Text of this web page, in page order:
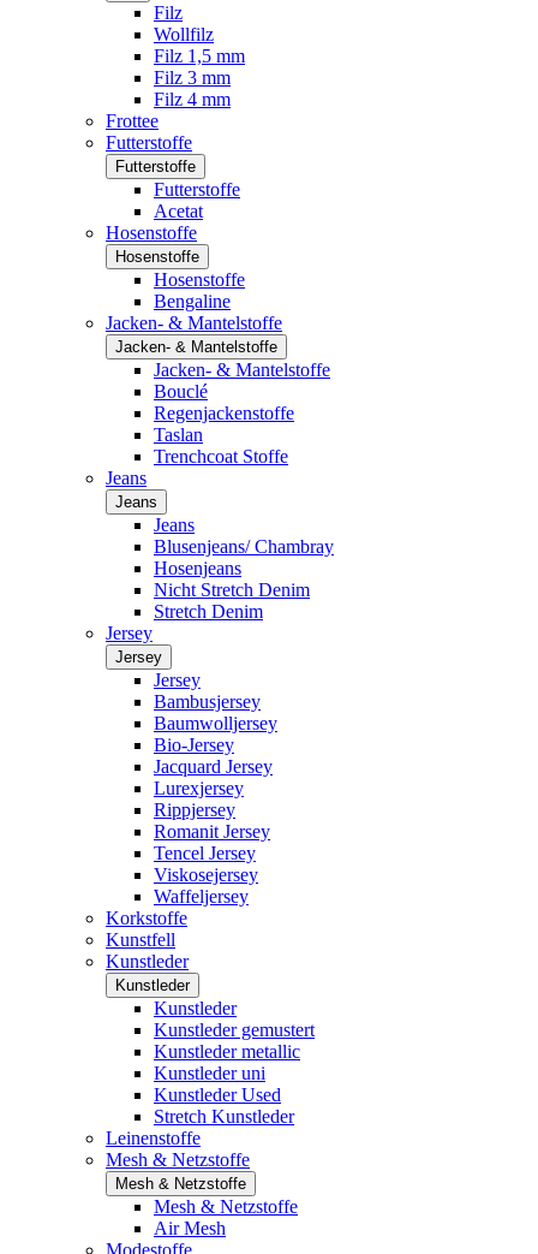
Filz
Wollfilz
Filz 1,5 mm
Filz 3 mm
Filz 4 mm
Frottee
Futterstoffe
Futterstoffe
Futterstoffe
Acetat
Hosenstoffe
Hosenstoffe
Hosenstoffe
Bengaline
Jacken- & Mantelstoffe
Jacken- & Mantelstoffe
Jacken- & Mantelstoffe
Bouclé
Regenjackenstoffe
Taslan
Trenchcoat Stoffe
Jeans
Jeans
Jeans
Blusenjeans/ Chambray
Hosenjeans
Nicht Stretch Denim
Stretch Denim
Jersey
Jersey
Jersey
Bambusjersey
Baumwolljersey
Bio-Jersey
Jacquard Jersey
Lurexjersey
Rippjersey
Romanit Jersey
Tencel Jersey
Viskosejersey
Waffeljersey
Korkstoffe
Kunstfell
Kunstleder
Kunstleder
Kunstleder
Kunstleder gemustert
Kunstleder metallic
Kunstleder uni
Kunstleder Used
Stretch Kunstleder
Leinenstoffe
Mesh & Netzstoffe
Mesh & Netzstoffe
Mesh & Netzstoffe
Air Mesh
Modestoffe